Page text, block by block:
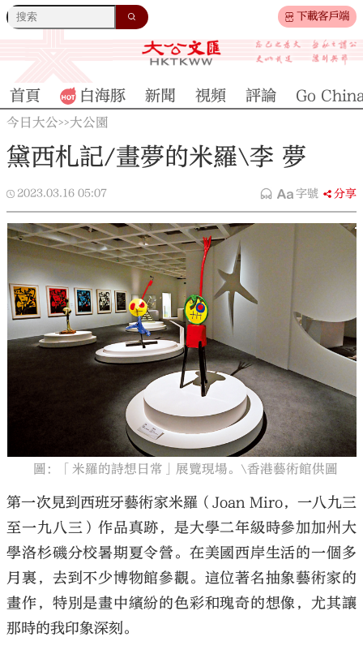
下載客戶端
大公文匯
首頁 白海豚 新聞 視頻 評論 Go
今日大公>>大公園
黛西札記/畫夢的米羅\李 夢
2023.03.16 05:07 字號 分享
圖：「米羅的詩想日常」展覽現場。\香港藝術館供圖
第一次見到西班牙藝術家米羅（Joan Miro，一八九三
至一九八三）作品真跡，是大學二年級時參加加州大
學洛杉磯分校暑期夏令營。在美國西岸生活的一個多
月裏，去到不少博物館參觀。這位著名抽象藝術家的
畫作，特別是畫中繽紛的色彩和瑰奇的想像，尤其讓
那時的我印象深刻。